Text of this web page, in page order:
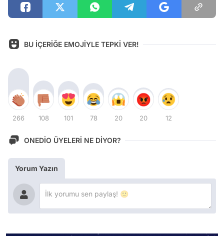
BU İÇERİĞE EMOJİYLE TEPKİ VER!
266 108 101 78 20 20 12
ONEDİO ÜYELERİ NE DİYOR?
Yorum Yazın